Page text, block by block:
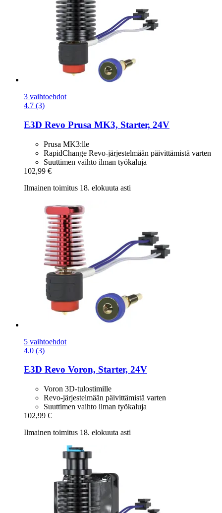
3 vaihtoehdot
4.7 (3)
E3D Revo Prusa MK3, Starter, 24V
Prusa MK3:lle
RapidChange Revo-järjestelmään päivittämistä varten
Suuttimen vaihto ilman työkaluja
102,99 €
Ilmainen toimitus 18. elokuuta asti
5 vaihtoehdot
4.0 (3)
E3D Revo Voron, Starter, 24V
Voron 3D-tulostimille
Revo-järjestelmään päivittämistä varten
Suuttimen vaihto ilman työkaluja
102,99 €
Ilmainen toimitus 18. elokuuta asti